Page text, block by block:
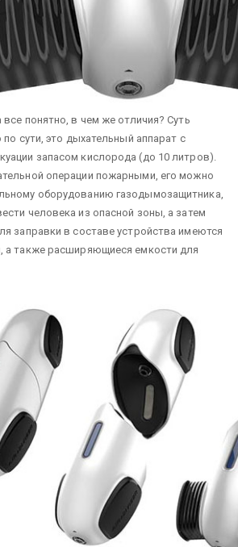
понятно, в чем же отличия? Суть
сути, это дыхательный аппарат с
запасом кислорода (до 10 литров).
операции пожарными, его можно
оборудованию газодымозащитника,
человека из опасной зоны, а затем
заправки в составе устройства имеются
а также расширяющиеся емкости для